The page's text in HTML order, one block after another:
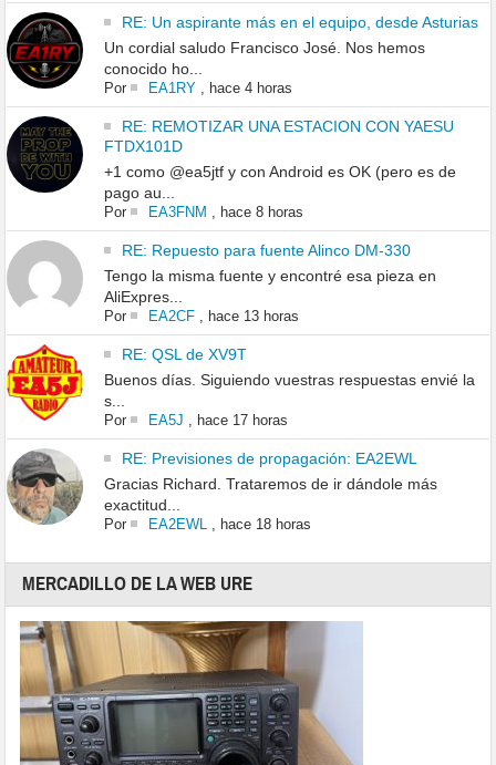
RE: Un aspirante más en el equipo, desde Asturias
Un cordial saludo Francisco José. Nos hemos
conocido ho...
Por EA1RY, hace 4 horas
RE: REMOTIZAR UNA ESTACION CON YAESU
FTDX101D
+1 como @ea5jtf y con Android es OK (pero es de
pago au...
Por EA3FNM , hace 8 horas
RE: Repuesto para fuente Alinco DM-330
Tengo la misma fuente y encontré esa pieza en
AliExpres...
Por EA2CF, hace 13 horas
RE: QSL de XV9T
Buenos días. Siguiendo vuestras respuestas envié la
s...
Por EA5J , hace 17 horas
RE: Previsiones de propagación: EA2EWL
Gracias Richard. Trataremos de ir dándole más
exactitud...
Por EA2EWL, hace 18 horas
MERCADILLO DE LA WEB URE